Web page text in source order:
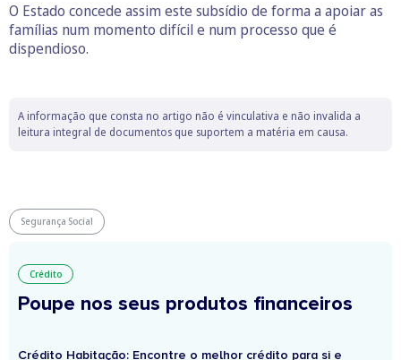
O Estado concede assim este subsídio de forma a apoiar as
famílias num momento difícil e num processo que é
dispendioso.
A informação que consta no artigo não é vinculativa e não invalida a
leitura integral de documentos que suportem a matéria em causa.
Segurança Social
Crédito
Poupe nos seus produtos financeiros
Crédito Habitação: Encontre o melhor crédito para si e